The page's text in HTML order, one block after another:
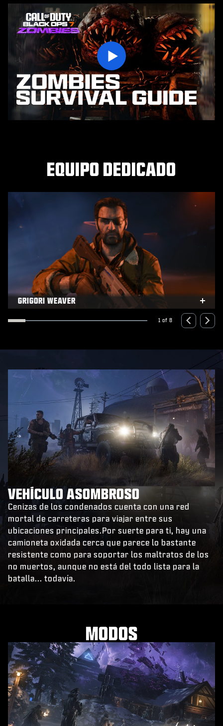
Play
EQUIPO DEDICADO
GRIGORI WEAVER
1 of 8
VEHÍCULO ASOMBROSO
Cenizas de los condenados cuenta con una red
mortal de carreteras para viajar entre sus
ubicaciones principales.Por suerte para ti, hay una
camioneta oxidada cerca que parece lo bastante
resistente como para soportar los maltratos de los
no muertos, aunque no está del todo lista para la
batalla... todavía.
MODOS